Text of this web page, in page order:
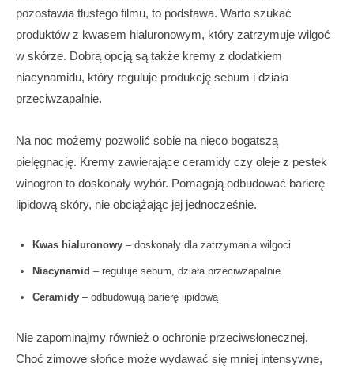
pozostawia tłustego filmu, to podstawa. Warto szukać
produktów z kwasem hialuronowym, który zatrzymuje wilgoć
w skórze. Dobrą opcją są także kremy z dodatkiem
niacynamidu, który reguluje produkcję sebum i działa
przeciwzapalnie.
Na noc możemy pozwolić sobie na nieco bogatszą
pielęgnację. Kremy zawierające ceramidy czy oleje z pestek
winogron to doskonały wybór. Pomagają odbudować barierę
lipidową skóry, nie obciążając jej jednocześnie.
Kwas hialuronowy – doskonały dla zatrzymania wilgoci
Niacynamid – reguluje sebum, działa przeciwzapalnie
Ceramidy – odbudowują barierę lipidową
Nie zapominajmy również o ochronie przeciwsłonecznej.
Choć zimowe słońce może wydawać się mniej intensywne,